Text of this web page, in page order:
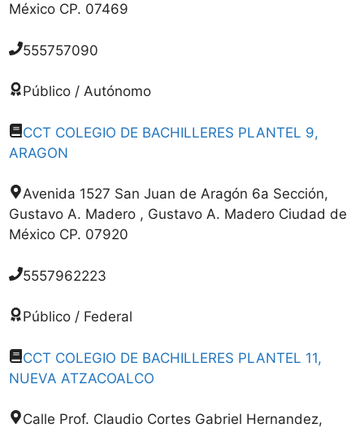
México CP. 07469
555757090
Público / Autónomo
CCT COLEGIO DE BACHILLERES PLANTEL 9,
ARAGON
Avenida 1527 San Juan de Aragón 6a Sección,
Gustavo A. Madero , Gustavo A. Madero Ciudad de
México CP. 07920
5557962223
Público / Federal
CCT COLEGIO DE BACHILLERES PLANTEL 11,
NUEVA ATZACOALCO
Calle Prof. Claudio Cortes Gabriel Hernandez,